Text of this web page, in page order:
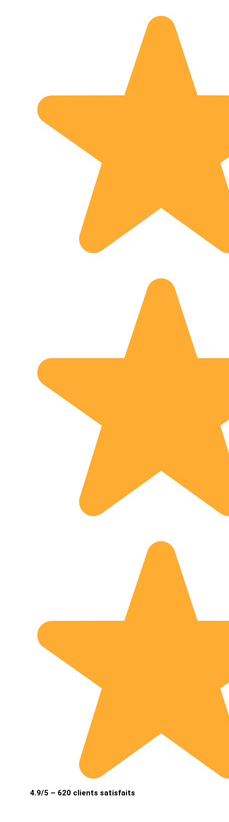
4.9/5 – 620 clients satisfaits